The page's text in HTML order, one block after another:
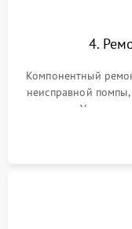
4.
Компонентный
неисправной
жерновов.
ring) и